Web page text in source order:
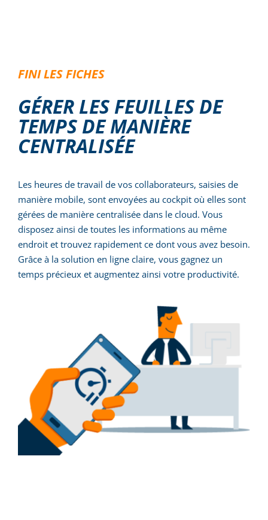
FINI LES FICHES
GÉRER LES FEUILLES DE
TEMPS DE MANIÈRE
CENTRALISÉE
Les heures de travail de vos collaborateurs, saisies de
manière mobile, sont envoyées au cockpit où elles sont
gérées de manière centralisée dans le cloud. Vous
disposez ainsi de toutes les informations au même
endroit et trouvez rapidement ce dont vous avez besoin.
Grâce à la solution en ligne claire, vous gagnez un
temps précieux et augmentez ainsi votre productivité.